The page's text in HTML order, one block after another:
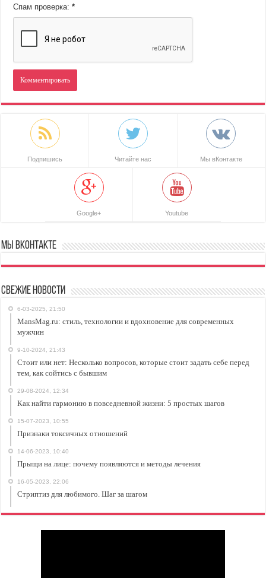
Спам проверка:*
Подпишись Читайте нас Мы вКонтакте
Google+ Youtube
Мы ВКонтакте
Свежие новости
6-03-2025, 21:50
MansMag.ru: стиль, технологии и вдохновение для современных
мужчин
9-10-2024, 21:43
Стоит или нет: Несколько вопросов, которые стоит задать себе перед
тем, как сойтись с бывшим
29-08-2024, 12:34
Как найти гармонию в повседневной жизни: 5 простых шагов
15-07-2023, 10:55
Признаки токсичных отношений
14-06-2023, 10:40
Прыщи на лице: почему появляются и методы лечения
16-05-2023, 22:06
Стриптиз для любимого. Шаг за шагом